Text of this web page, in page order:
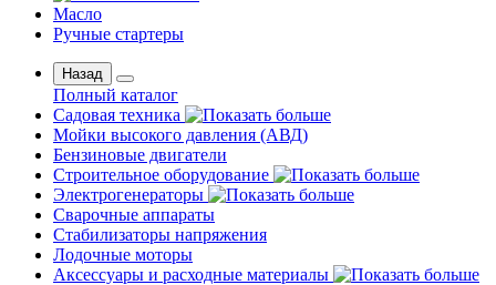
Масло
Ручные стартеры
Назад
Полный каталог
Садовая техника
Мойки высокого давления (АВД)
Бензиновые двигатели
Строительное оборудование
Электрогенераторы
Сварочные аппараты
Стабилизаторы напряжения
Лодочные моторы
Аксессуары и расходные материалы